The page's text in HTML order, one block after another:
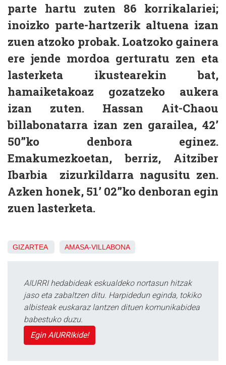
parte hartu zuten 86 korrikalariei;
inoizko parte-hartzerik altuena izan
zuen atzoko probak. Loatzoko gainera
ere jende mordoa gerturatu zen eta
lasterketa ikustearekin bat,
hamaiketakoaz gozatzeko aukera
izan zuten. Hassan Ait-Chaou
billabonatarra izan zen garailea, 42’
50”ko denbora eginez.
Emakumezkoetan, berriz, Aitziber
Ibarbia zizurkildarra nagusitu zen.
Azken honek, 51’ 02”ko denboran egin
zuen lasterketa.
GIZARTEA AMASA-VILLABONA
AIURRI hedabideak eskualdeko nortasun hitzak
jaso eta zabaltzen ditu. Harpidedun eginda, tokiko
albisteak euskaraz lantzen dituen komunikabidea
babestuko duzu.
Egin AIURRIkide!